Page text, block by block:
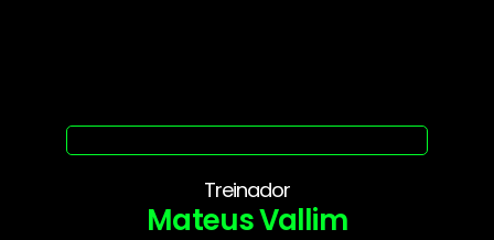
Treinador
Mateus Vallim